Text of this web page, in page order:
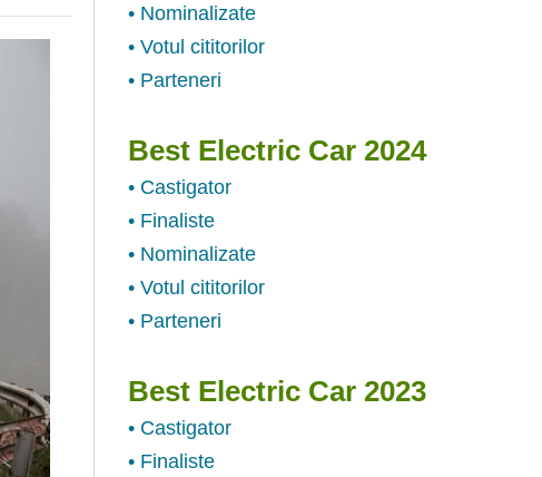
• Nominalizate
• Votul cititorilor
• Parteneri
Best Electric Car 2024
• Castigator
• Finaliste
• Nominalizate
• Votul cititorilor
• Parteneri
Best Electric Car 2023
• Castigator
• Finaliste